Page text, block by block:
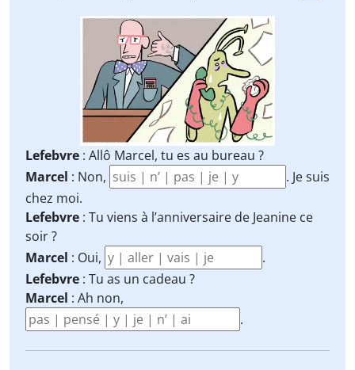
Lefebvre : Allô Marcel, tu es au bureau ?
Marcel : Non,
. Je suis
chez moi.
Lefebvre : Tu viens à l’anniversaire de Jeanine ce
soir ?
Marcel : Oui,
.
Lefebvre : Tu as un cadeau ?
Marcel : Ah non,
.